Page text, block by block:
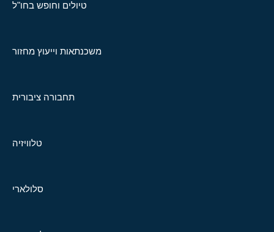
טיולים וחופש בחו"ל
משכנתאות וייעוץ מחזור
תחבורה ציבורית
טלוויזיה
סלולארי